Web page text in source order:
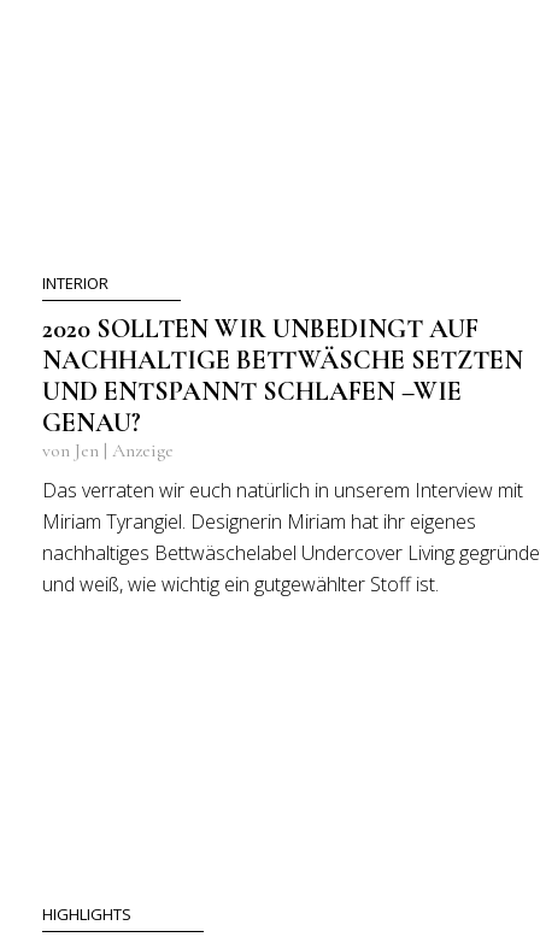
INTERIOR
2020 SOLLTEN WIR UNBEDINGT AUF
NACHHALTIGE BETTWÄSCHE SETZTEN
UND ENTSPANNT SCHLAFEN –WIE
GENAU?
von Jen | Anzeige
Das verraten wir euch natürlich in unserem Interview mit
Miriam Tyrangiel. Designerin Miriam hat ihr eigenes
nachhaltiges Bettwäschelabel Undercover Living
und weiß, wie wichtig ein gutgewählter Stoff ist.
HIGHLIGHTS